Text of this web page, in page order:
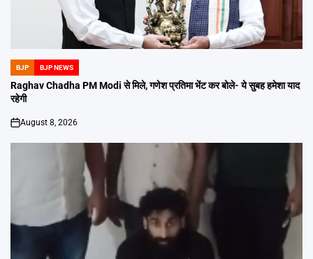
POSTED
IN
BJP BJP NEWS
Raghav Chadha PM Modi से मिले, गणेश प्रतिमा भेंट कर बोले- ये सुबह हमेशा याद
रहेगी
on
August 8, 2026